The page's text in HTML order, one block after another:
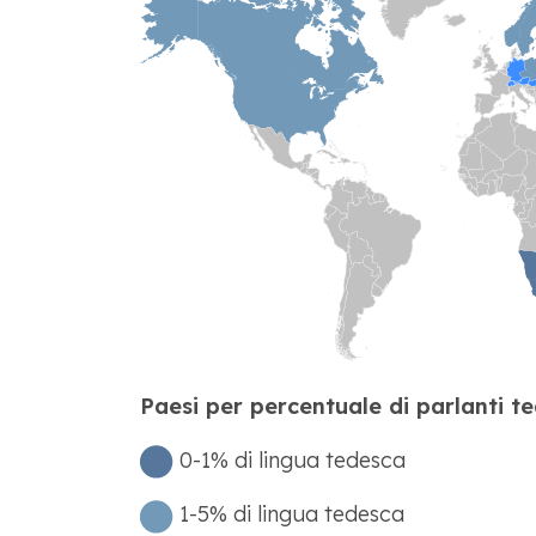
Paesi per percentuale di parlanti
0-1% di lingua tedesca
1-5% di lingua tedesca